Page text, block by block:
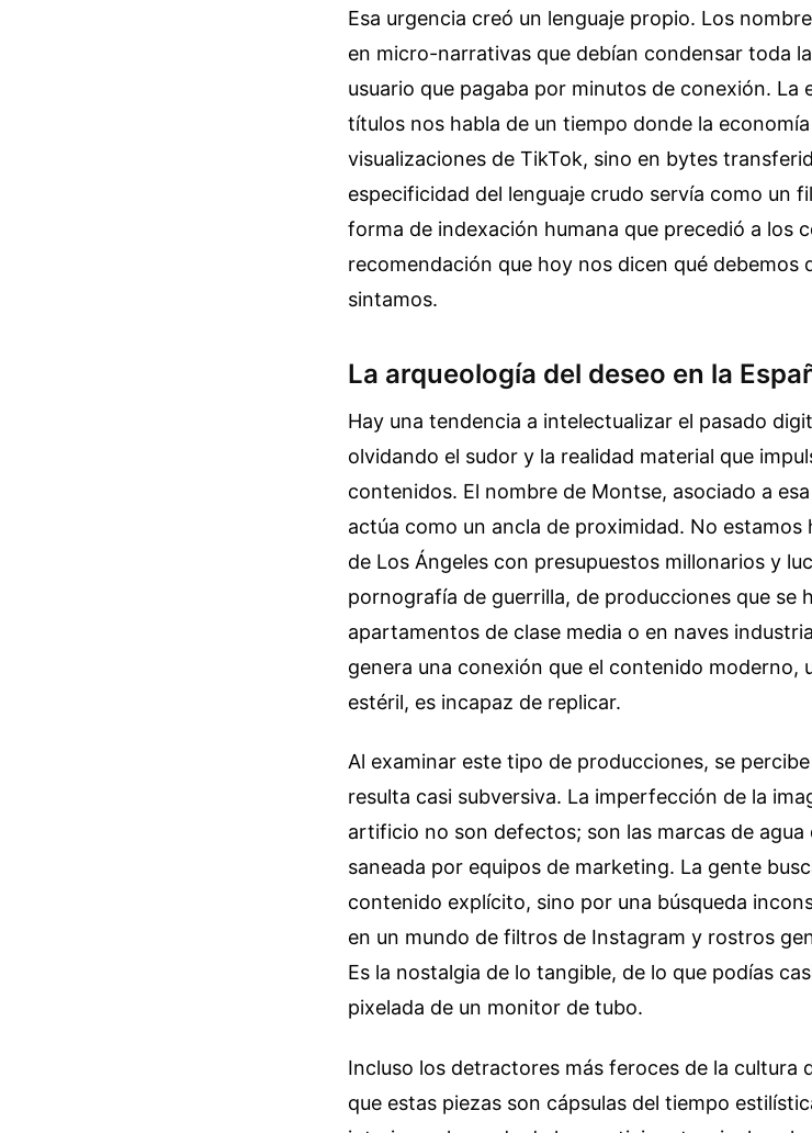
Esa urgencia creó un lenguaje propio. Los
en micro-narrativas que debían condensar toda
usuario que pagaba por minutos de conexión.
títulos nos habla de un tiempo donde la
visualizaciones de TikTok, sino en bytes
especificidad del lenguaje crudo servía como un
forma de indexación humana que precedió a los
recomendación que hoy nos dicen qué debemos
sintamos.
La arqueología del deseo en la
Hay una tendencia a intelectualizar el pasado
olvidando el sudor y la realidad material que
contenidos. El nombre de Montse, asociado a
actúa como un ancla de proximidad. No
de Los Ángeles con presupuestos millonarios y
pornografía de guerrilla, de producciones que se
apartamentos de clase media o en naves
genera una conexión que el contenido
estéril, es incapaz de replicar.
Al examinar este tipo de producciones, se
resulta casi subversiva. La imperfección de la
artificio no son defectos; son las marcas de agua
saneada por equipos de marketing. La gente
contenido explícito, sino por una búsqueda
en un mundo de filtros de Instagram y rostros
Es la nostalgia de lo tangible, de lo que podías
pixelada de un monitor de tubo.
Incluso los detractores más feroces de la cultura
que estas piezas son cápsulas del tiempo